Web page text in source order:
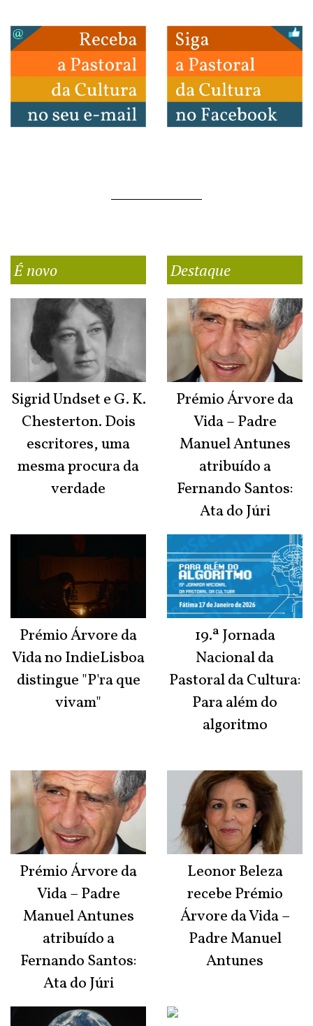
É novo
Sigrid Undset e G. K.
Chesterton. Dois
escritores, uma
mesma procura da
verdade
Prémio Árvore da
Vida no IndieLisboa
distingue "P'ra que
vivam"
Prémio Árvore da
Vida – Padre
Manuel Antunes
atribuído a
Fernando Santos:
Ata do Júri
Destaque
Prémio Árvore da
Vida – Padre
Manuel Antunes
atribuído a
Fernando Santos:
Ata do Júri
19.ª Jornada
Nacional da
Pastoral da Cultura:
Para além do
algoritmo
Leonor Beleza
recebe Prémio
Árvore da Vida –
Padre Manuel
Antunes